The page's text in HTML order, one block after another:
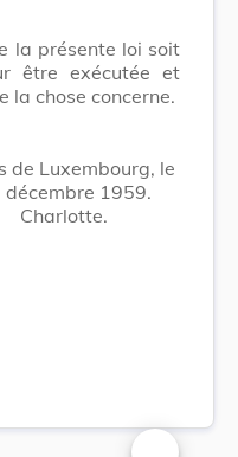
la présente loi soit
être exécutée et
la chose concerne.
de Luxembourg, le
décembre 1959.
Charlotte.